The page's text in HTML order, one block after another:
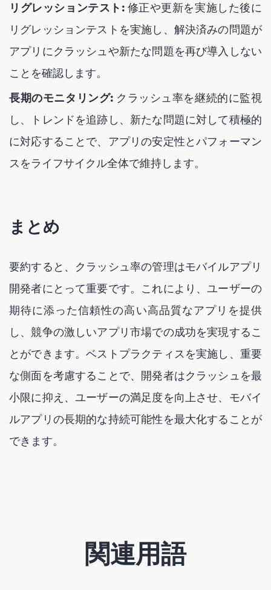
リグレッションテスト:修正や更新を実施した後に
リグレッションテストを実施し、解決済みの問題が
アプリにクラッシュや新たな問題を再び導入しない
ことを確認します。
長期のモニタリング: クラッシュ率を継続的に監視
し、トレンドを追跡し、新たな問題に対して積極的
に対応することで、アプリの安定性とパフォーマン
スをライフサイクル全体で維持します。
まとめ
要約すると、クラッシュ率の管理はモバイルアプリ
開発者にとって重要です。これにより、ユーザーの
期待に添った信頼性の高い高品質なアプリを提供
し、競争の激しいアプリ市場での成功を実現するこ
とができます。ベストプラクティスを実施し、重要
な側面を考慮することで、開発者はクラッシュを最
小限に抑え、ユーザーの満足度を向上させ、モバイ
ルアプリの長期的な持続可能性を最大化することが
できます。
関連用語